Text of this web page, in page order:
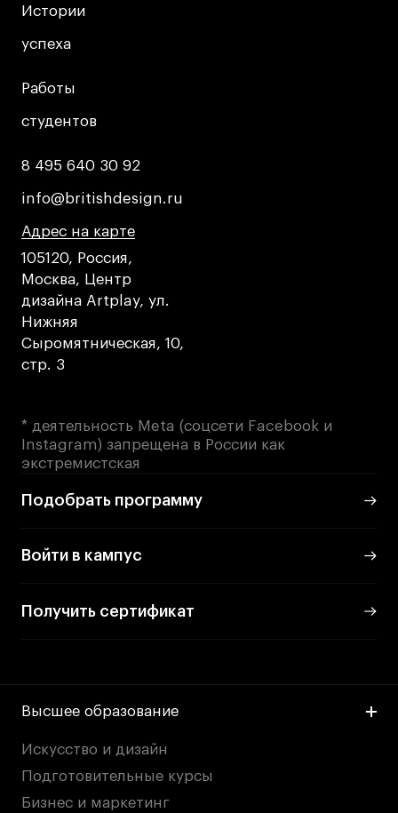
Истории
успеха
Истории
успеха
Работы
студентов
Работы
студентов
8 495 640 30 92
8 495 640 30 92
info@britishdesign.ru
info@britishdesign.ru
Адрес на карте
Адрес на карте
Адрес на карте
105120, Россия,
Москва, Центр
дизайна Artplay, ул.
Нижняя
Сыромятническая, 10,
стр. 3
* деятельность Meta (соцсети Facebook и
Instagram) запрещена в России как
экстремистская
Подобрать программу
Войти в кампус
Получить сертификат
Высшее образование
Искусство и дизайн
Подготовительные курсы
Бизнес и маркетинг